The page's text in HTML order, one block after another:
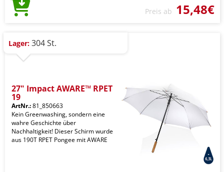
Preis ab 15,48€
Lager: 304 St.
27" Impact AWARE™ RPET
19
ArtNr.:81_850663
Kein Greenwashing, sondern eine
wahre Geschichte über
Nachhaltigkeit! Dieser Schirm wurde
aus 190T RPET Pongee mit AWARE